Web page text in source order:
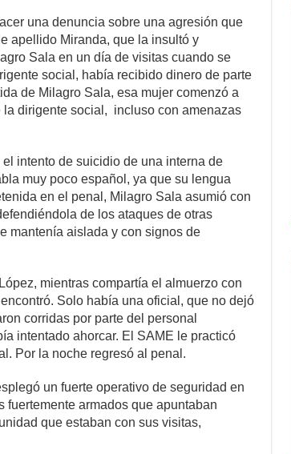
una denuncia sobre una agresión que
apellido Miranda, que la insultó y
Sala en un día de visitas cuando se
social, había recibido dinero de parte
de Milagro Sala, esa mujer comenzó a
dirigente social, incluso con amenazas
intento de suicidio de una interna de
muy poco español, ya que su lengua
en el penal, Milagro Sala asumió con
de los ataques de otras
mantenía aislada y con signos de
mientras compartía el almuerzo con
Solo había una oficial, que no dejó
corridas por parte del personal
intentado ahorcar. El SAME le practicó
Por la noche regresó al penal.
un fuerte operativo de seguridad en
fuertemente armados que apuntaban
que estaban con sus visitas,